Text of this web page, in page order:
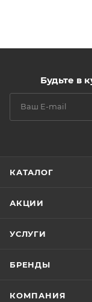
Будьте в
КАТАЛОГ
АКЦИИ
УСЛУГИ
БРЕНДЫ
КОМПАНИЯ